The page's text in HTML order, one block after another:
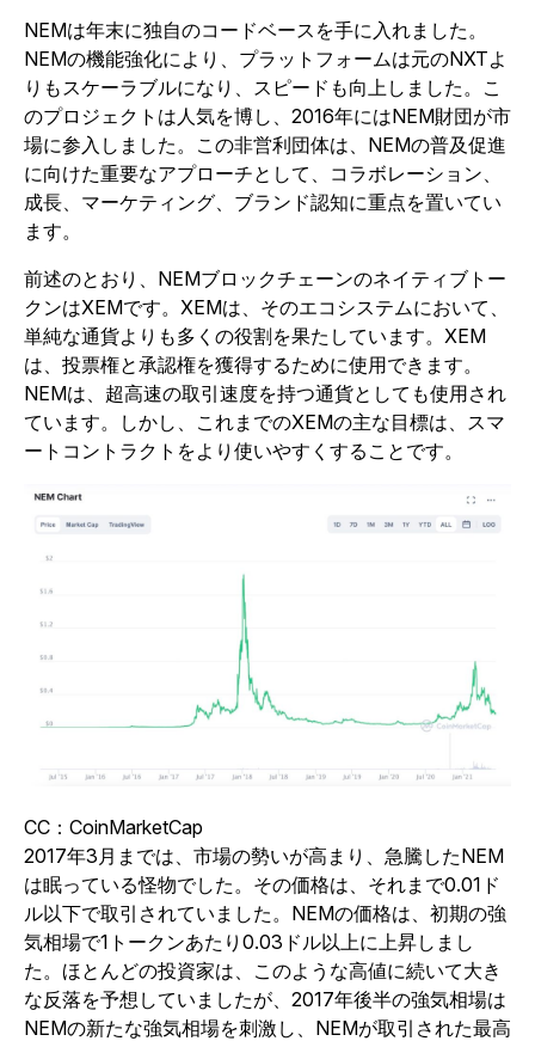
NEMは年末に独自のコードベースを手に入れました。
NEMの機能強化により、プラットフォームは元のNXTよ
りもスケーラブルになり、スピードも向上しました。こ
のプロジェクトは人気を博し、2016年にはNEM財団が市
場に参入しました。この非営利団体は、NEMの普及促進
に向けた重要なアプローチとして、コラボレーション、
成長、マーケティング、ブランド認知に重点を置いてい
ます。
前述のとおり、NEMブロックチェーンのネイティブトー
クンはXEMです。XEMは、そのエコシステムにおいて、
単純な通貨よりも多くの役割を果たしています。XEM
は、投票権と承認権を獲得するために使用できます。
NEMは、超高速の取引速度を持つ通貨としても使用され
ています。しかし、これまでのXEMの主な目標は、スマ
ートコントラクトをより使いやすくすることです。
CC：CoinMarketCap
2017年3月までは、市場の勢いが高まり、急騰したNEM
は眠っている怪物でした。その価格は、それまで0.01ド
ル以下で取引されていました。NEMの価格は、初期の強
気相場で1トークンあたり0.03ドル以上に上昇しまし
た。ほとんどの投資家は、このような高値に続いて大き
な反落を予想していましたが、2017年後半の強気相場は
NEMの新たな強気相場を刺激し、NEMが取引された最高